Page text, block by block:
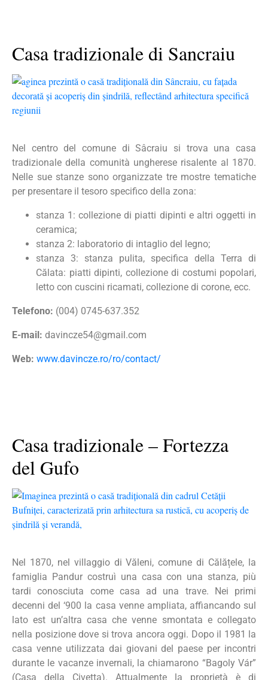
Casa tradizionale di Sancraiu
Nel centro del comune di Sâcraiu si trova una casa
tradizionale della comunità ungherese risalente al 1870.
Nelle sue stanze sono organizzate tre mostre tematiche
per presentare il tesoro specifico della zona:
stanza 1: collezione di piatti dipinti e altri oggetti in
ceramica;
stanza 2: laboratorio di intaglio del legno;
stanza 3: stanza pulita, specifica della Terra di
Călata: piatti dipinti, collezione di costumi popolari,
letto con cuscini ricamati, collezione di corone, ecc.
Telefono: (004) 0745-637.352
E-mail: davincze54@gmail.com
Web: www.davincze.ro/ro/contact/
Casa tradizionale – Fortezza
del Gufo
Nel 1870, nel villaggio di Văleni, comune di Călățele, la
famiglia Pandur costruì una casa con una stanza, più
tardi conosciuta come casa ad una trave. Nei primi
decenni del ‘900 la casa venne ampliata, affiancando sul
lato est un’altra casa che venne smontata e collegato
nella posizione dove si trova ancora oggi. Dopo il 1981 la
casa venne utilizzata dai giovani del paese per incontri
durante le vacanze invernali, la chiamarono “Bagoly Vár”
(Casa della Civetta). Attualmente la proprietà è di